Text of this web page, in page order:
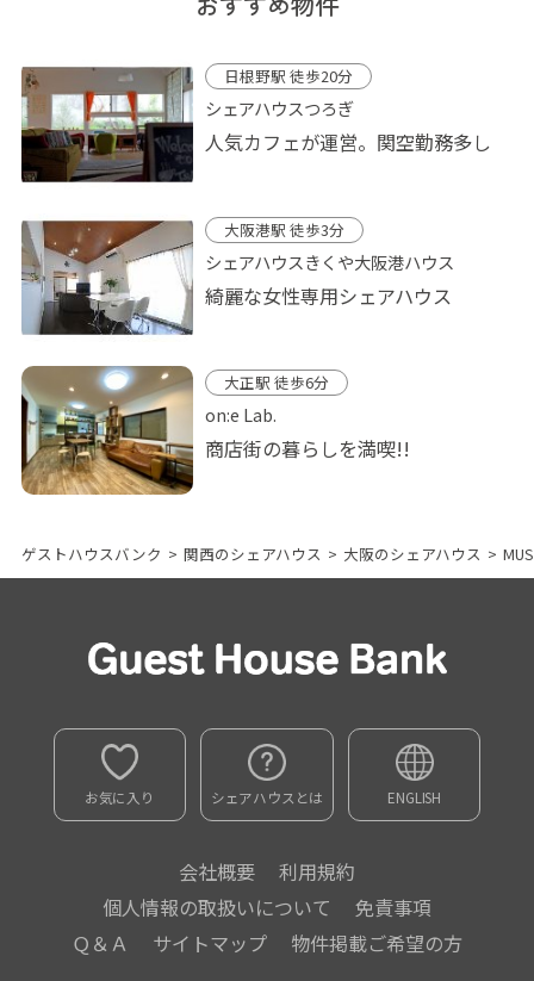
日根野駅 徒歩20分
シェアハウスつろぎ
人気カフェが運営。関空勤務多し
大阪港駅 徒歩3分
シェアハウスきくや大阪港ハウス
綺麗な女性専用シェアハウス
大正駅 徒歩6分
on:e Lab.
商店街の暮らしを満喫!!
ゲストハウスバンク > 関西のシェアハウス > 大阪のシェアハウス >
お気に入り シェアハウスとは ENGLISH
会社概要
利用規約
個人情報の取扱いについて
免責事項
Ｑ＆Ａ
サイトマップ 物件掲載ご希望の方